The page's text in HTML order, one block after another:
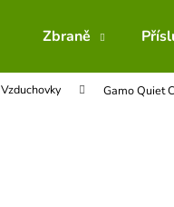
Zbraně
Vzduchovky Gamo Quiet